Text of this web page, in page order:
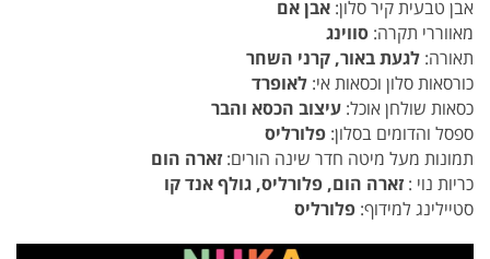
אבן טבעית קיר סלון: אבן אם
מאווררי תקרה: סווינג
תאורה: לגעת באור, קרני השחר
כורסאות סלון וכסאות אי: לאופרד
כסאות שולחן אוכל: עיצוב הכסא והבר
ספסל והדומים בסלון: פלורליס
תמונות מעל מיטה חדר שינה הורים: זארה הום
כריות נוי : זארה הום, פלורליס, גולף אנד קו
סטיילינג למידוף: פלורליס